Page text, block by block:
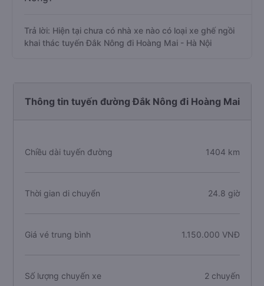
Trả lời: Hiện tại chưa có nhà xe nào có loại xe ghế ngồi
khai thác tuyến Đắk Nông đi Hoàng Mai - Hà Nội
Thông tin tuyến đường Đắk Nông đi Hoàng Mai
Chiều dài tuyến đường 1404 km
Thời gian di chuyển 24.8 giờ
Giá vé trung bình 1.150.000 VNĐ
Số lượng chuyến xe 2 chuyến